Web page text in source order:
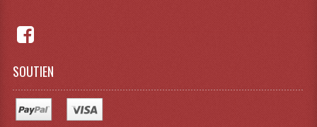
Projecteur Extérieur Multifaisceaux
SOUTIEN